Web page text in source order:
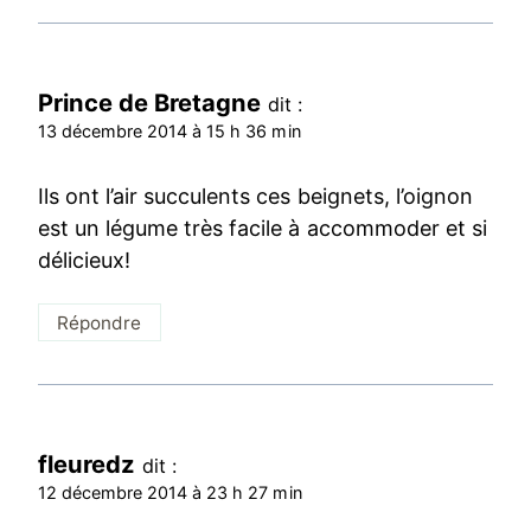
Prince de Bretagne dit :
13 décembre 2014 à 15 h 36 min
Ils ont l’air succulents ces beignets, l’oignon
est un légume très facile à accommoder et si
délicieux!
Répondre
fleuredz dit :
12 décembre 2014 à 23 h 27 min